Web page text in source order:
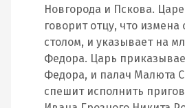
Новгорода и Пскова.
говорит отцу, что измена
столом, и указывает на
Федора. Царь
Федора, и палач Малюта
спешит исполнить